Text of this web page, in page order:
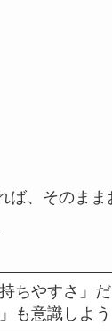
ば、そのまま
ちやすさ」だ
も意識しよう